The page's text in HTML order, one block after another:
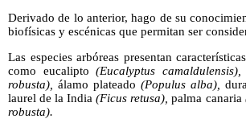
Derivado de lo anterior, hago de su
biofísicas y escénicas que permitan ser
Las especies arbóreas presentan
como eucalipto(Eucalyptus camaldulensis),
robusta),
álamo plateado (Populus alba),
laurel de la India(Ficus retusa), palma canaria
robusta).